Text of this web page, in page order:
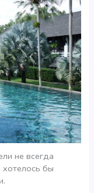
не всегда
бы